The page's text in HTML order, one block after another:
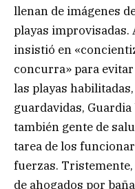
llenan de imágenes
playas improvisadas.
insistió en
concurra» para
las playas
guardavidas,
también gente de
tarea de los
fuerzas. Tristemente,
de ahogados por